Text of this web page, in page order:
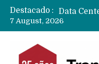
Destacado :
7 August, 2026